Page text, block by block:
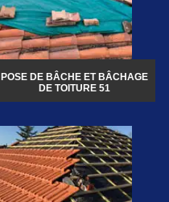
POSE DE BÂCHE ET BÂCHAGE
DE TOITURE 51